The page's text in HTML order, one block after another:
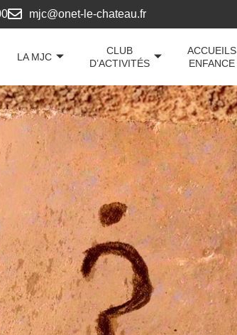
mjc@onet-le-chateau.fr
LA MJC
CLUB
D’ACTIVITÉS
ACCUEILS
ENFANCE